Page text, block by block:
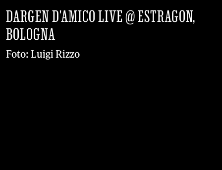
DARGEN D'AMICO LIVE @ ESTRAGON,
BOLOGNA
Foto: Luigi Rizzo